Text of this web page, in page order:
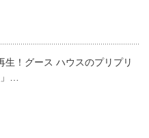
生！グース ハウスのプリプリ
…